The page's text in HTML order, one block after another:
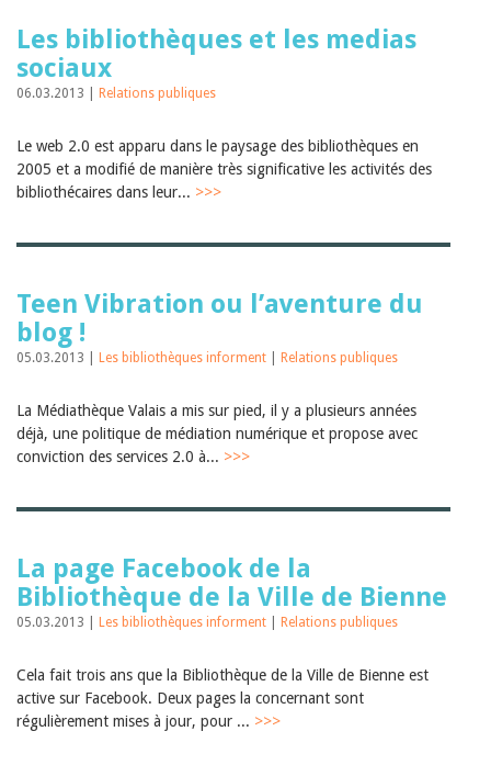
Les bibliothèques et les medias
sociaux
06.03.2013 | Relations publiques
Le web 2.0 est apparu dans le paysage des bibliothèques en
2005 et a modifié de manière très significative les activités des
bibliothécaires dans leur... >>>
Teen Vibration ou l’aventure du
blog !
05.03.2013 | Les bibliothèques informent Relations publiques
La Médiathèque Valais a mis sur pied, il y a plusieurs années
déjà, une politique de médiation numérique et propose avec
conviction des services 2.0 à... >>>
La page Facebook de la
Bibliothèque de la Ville de Bienne
05.03.2013 | Les bibliothèques informent Relations publiques
Cela fait trois ans que la Bibliothèque de la Ville de Bienne est
active sur Facebook. Deux pages la concernant sont
régulièrement mises à jour, pour ... >>>